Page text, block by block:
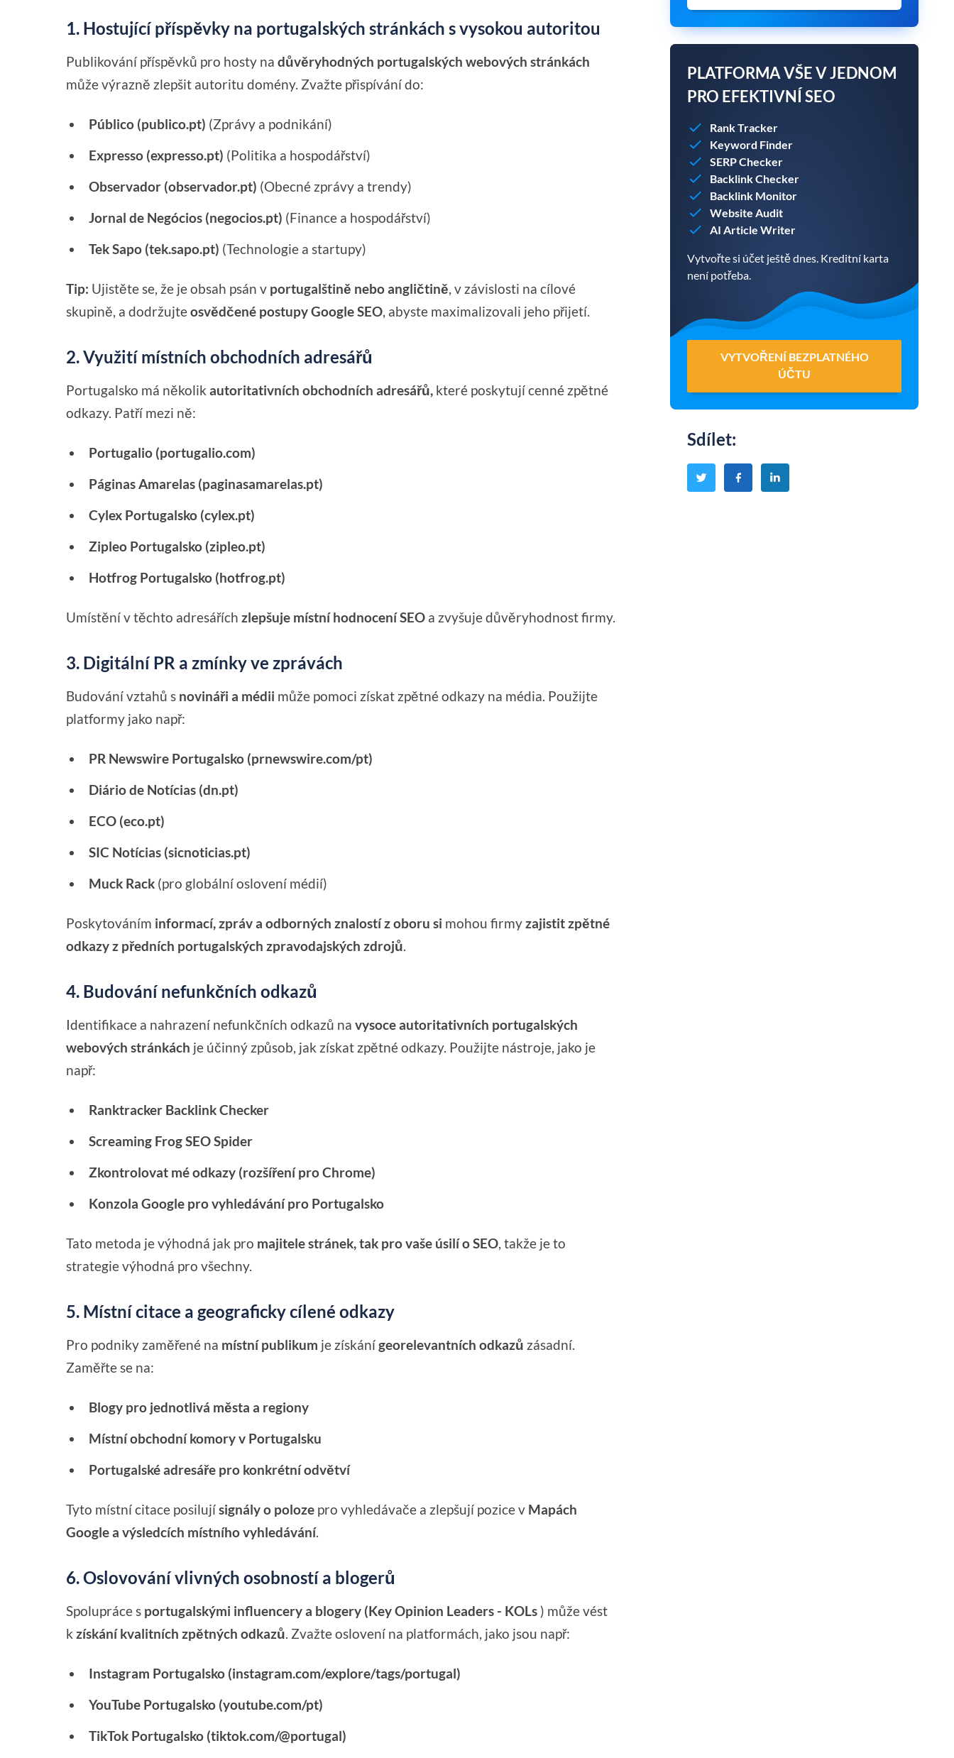
1. Hostující příspěvky na portugalských stránkách s vysokou autoritou
Publikování příspěvků pro hosty nadůvěryhodných portugalských webových stránkách
může výrazně zlepšit autoritu domény. Zvažte přispívání do:
Público (publico.pt) (Zprávy a podnikání)
Expresso (expresso.pt) (Politika a hospodářství)
Observador (observador.pt) (Obecné zprávy a trendy)
Jornal de Negócios (negocios.pt) (Finance a hospodářství)
Tek Sapo (tek.sapo.pt) (Technologie a startupy)
Tip: Ujistěte se, že je obsah psán v portugalštině nebo angličtině, v závislosti na cílové
skupině, a dodržujteosvědčené postupy Google SEO, abyste maximalizovali jeho přijetí.
2. Využití místních obchodních adresářů
Portugalsko má několikautoritativních obchodních adresářů, které poskytují cenné zpětné
odkazy. Patří mezi ně:
Portugalio (portugalio.com)
Páginas Amarelas (paginasamarelas.pt)
Cylex Portugalsko (cylex.pt)
Zipleo Portugalsko (zipleo.pt)
Hotfrog Portugalsko (hotfrog.pt)
Umístění v těchto adresáříchzlepšuje místní hodnocení SEO a zvyšuje důvěryhodnost firmy.
3. Digitální PR a zmínky ve zprávách
Budování vztahů s novináři a médii může pomoci získat zpětné odkazy na média. Použijte
platformy jako např:
PR Newswire Portugalsko (prnewswire.com/pt)
Diário de Notícias (dn.pt)
ECO (eco.pt)
SIC Notícias (sicnoticias.pt)
Muck Rack (pro globální oslovení médií)
Poskytováním informací, zpráv a odborných znalostí z oboru si mohou firmyzajistit zpětné
odkazy z předních portugalských zpravodajských zdrojů.
4. Budování nefunkčních odkazů
Identifikace a nahrazení nefunkčních odkazů navysoce autoritativních portugalských
webových stránkách je účinný způsob, jak získat zpětné odkazy. Použijte nástroje, jako je
např:
Ranktracker Backlink Checker
Screaming Frog SEO Spider
Zkontrolovat mé odkazy (rozšíření pro Chrome)
Konzola Google pro vyhledávání pro Portugalsko
Tato metoda je výhodná jak pro majitele stránek, tak pro vaše úsilí o SEO, takže je to
strategie výhodná pro všechny.
5. Místní citace a geograficky cílené odkazy
Pro podniky zaměřené na místní publikum je získánígeorelevantních odkazů zásadní.
Zaměřte se na:
Blogy pro jednotlivá města a regiony
Místní obchodní komory v Portugalsku
Portugalské adresáře pro konkrétní odvětví
Tyto místní citace posilujísignály o poloze pro vyhledávače a zlepšují pozice v Mapách
Google a výsledcích místního vyhledávání.
6. Oslovování vlivných osobností a blogerů
Spolupráce s portugalskými influencery a blogery (Key Opinion Leaders - KOLs) může vést
kzískání kvalitních zpětných odkazů. Zvažte oslovení na platformách, jako jsou např:
Instagram Portugalsko (instagram.com/explore/tags/portugal)
YouTube Portugalsko (youtube.com/pt)
TikTok Portugalsko (tiktok.com/@portugal)
PLATFORMA VŠE V JEDNOM
PRO EFEKTIVNÍ SEO
Rank Tracker
Keyword Finder
SERP Checker
Backlink Checker
Backlink Monitor
Website Audit
AI Article Writer
Vytvořte si účet ještě dnes. Kreditní karta
není potřeba.
VYTVOŘENÍ BEZPLATNÉHO
ÚČTU
Sdílet: